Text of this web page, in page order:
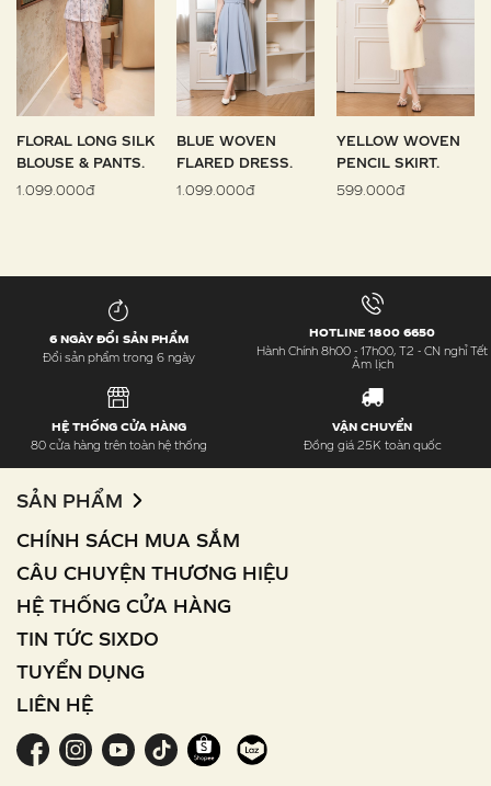
FLORAL LONG SILK
BLOUSE & PANTS.
1.099.000đ
BLUE WOVEN
FLARED DRESS.
1.099.000đ
YELLOW WOVEN
PENCIL SKIRT.
599.000đ
6 NGÀY ĐỔI SẢN PHẨM
Đổi sản phẩm trong 6 ngày
HOTLINE 1800 6650
Hành Chính 8h00 - 17h00, T2 - CN nghỉ Tết
Âm lịch
HỆ THỐNG CỬA HÀNG
80 cửa hàng trên toàn hệ thống
VẬN CHUYỂN
Đồng giá 25K toàn quốc
SẢN PHẨM
CHÍNH SÁCH MUA SẮM
CÂU CHUYỆN THƯƠNG HIỆU
HỆ THỐNG CỬA HÀNG
TIN TỨC SIXDO
TUYỂN DỤNG
LIÊN HỆ